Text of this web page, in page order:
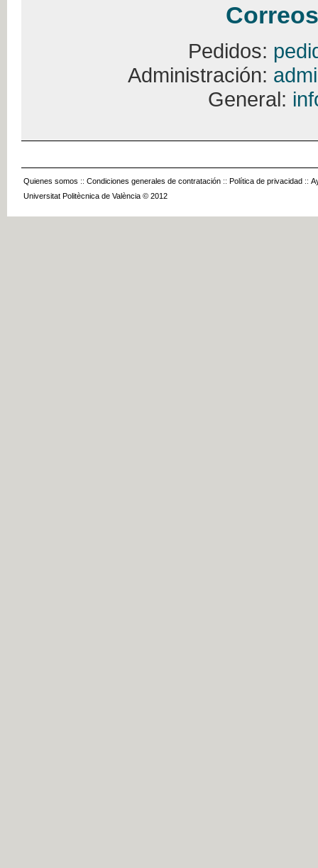
Pedidos:
Administración:
General:
Quienes somos :: Condiciones generales de contratación :: Política de privacidad ::
Universitat Politècnica de València © 2012